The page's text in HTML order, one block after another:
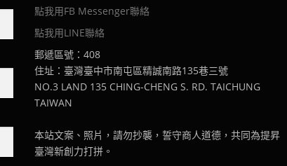
點我用FB Messenger聯絡
點我用LINE聯絡
郵遞區號：408
住址：臺灣臺中市南屯區精誠南路135巷三號
NO.3 LAND 135 CHING-CHENG S. RD. TAICHUNG
TAIWAN
本站文案、照片，請勿抄襲，誓守商人道德，共同為提昇
臺灣新創力打拼。